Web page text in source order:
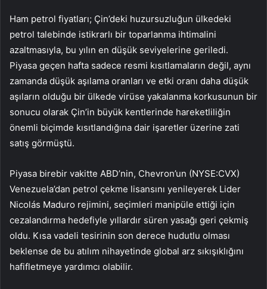
Ham petrol fiyatları; Çin’deki huzursuzluğun ülkedeki
petrol talebinde istikrarlı bir toparlanma ihtimalini
azaltmasıyla, bu yılın en düşük seviyelerine geriledi.
Piyasa geçen hafta sadece resmi kısıtlamaların değil, aynı
zamanda düşük aşılama oranları ve etki oranı daha düşük
aşıların olduğu bir ülkede virüse yakalanma korkusunun bir
sonucu olarak Çin’in büyük kentlerinde hareketliliğin
önemli biçimde kısıtlandığına dair işaretler üzerine zati
satış görmüştü.
Piyasa birebir vakitte ABD’nin, Chevron’un (NYSE:CVX)
Venezuela’dan petrol çekme lisansını yenileyerek Lider
Nicolás Maduro rejimini, seçimleri manipüle ettiği için
cezalandırma hedefiyle yıllardır süren yasağı geri çekmiş
oldu. Kısa vadeli tesirinin son derece hudutlu olması
beklense de bu atılım nihayetinde global arz sıkışıklığını
hafifletmeye yardımcı olabilir.